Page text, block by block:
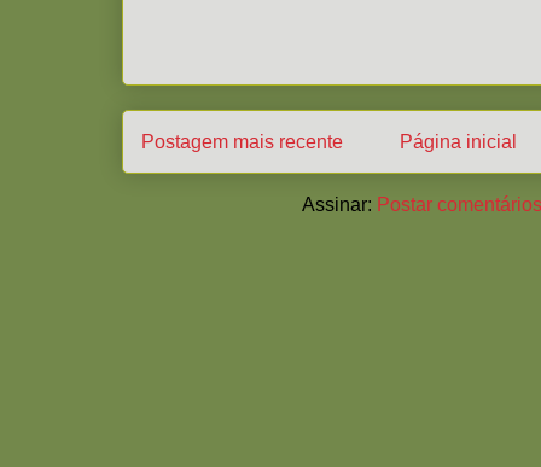
Postagem mais recente Página inicial
Assinar: Postar